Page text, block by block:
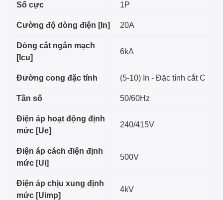
Số cực 1P
Cường độ dòng điện [In] 20A
Dòng cắt ngắn mạch
[Icu]
6kA
Đường cong đặc tính (5-10) In - Đặc tính cắt C
Tần số 50/60Hz
Điện áp hoạt động định
mức [Ue]
240/415V
Điện áp cách điện định
mức [Ui]
500V
Điện áp chịu xung định
mức [Uimp]
4kV